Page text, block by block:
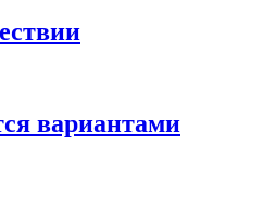
вариантами